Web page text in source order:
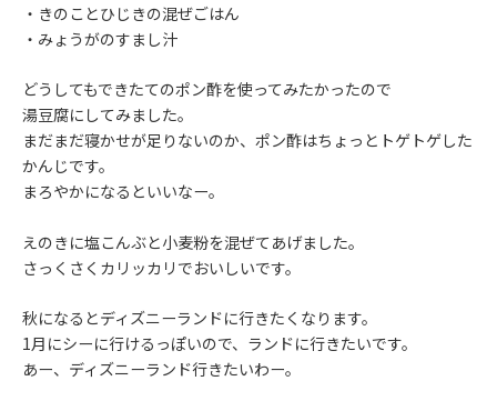
・きのことひじきの混ぜごはん
・みょうがのすまし汁
どうしてもできたてのポン酢を使ってみたかったので
湯豆腐にしてみました。
まだまだ寝かせが足りないのか、ポン酢はちょっとトゲトゲした
かんじです。
まろやかになるといいなー。
えのきに塩こんぶと小麦粉を混ぜてあげました。
さっくさくカリッカリでおいしいです。
秋になるとディズニーランドに行きたくなります。
1月にシーに行けるっぽいので、ランドに行きたいです。
あー、ディズニーランド行きたいわー。